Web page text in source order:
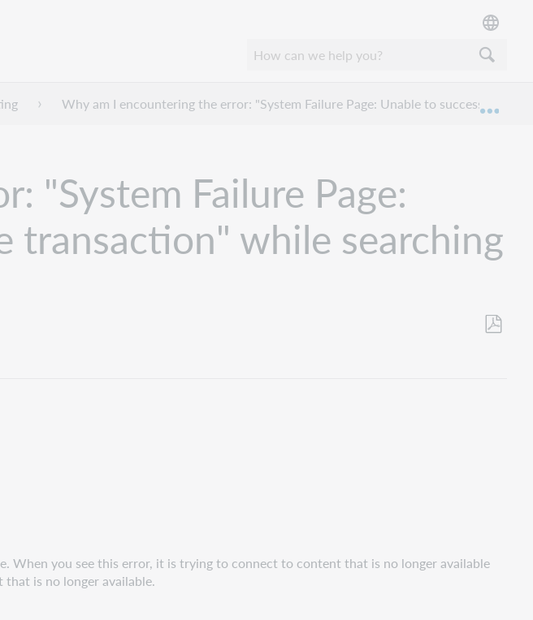
Why am I encountering the error: "System Failure Page: Unable to successfully
"System Failure Page:
transaction" while searching
you see this error, it is trying to connect to content that is no longer available
is no longer available.